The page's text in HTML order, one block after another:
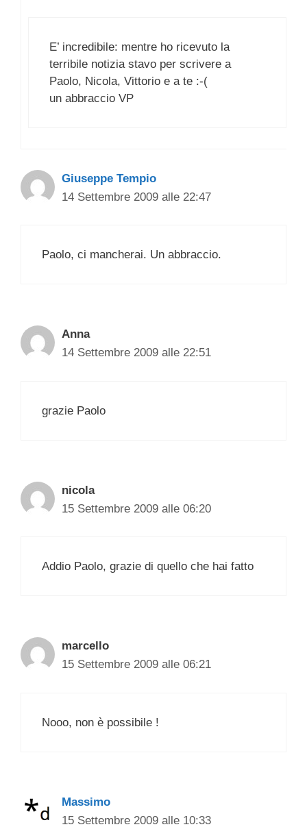
E’ incredibile: mentre ho ricevuto la
terribile notizia stavo per scrivere a
Paolo, Nicola, Vittorio e a te :-(
un abbraccio VP
Giuseppe Tempio
14 Settembre 2009 alle 22:47
Paolo, ci mancherai. Un abbraccio.
Anna
14 Settembre 2009 alle 22:51
grazie Paolo
nicola
15 Settembre 2009 alle 06:20
Addio Paolo, grazie di quello che hai fatto
marcello
15 Settembre 2009 alle 06:21
Nooo, non è possibile !
Massimo
15 Settembre 2009 alle 10:33